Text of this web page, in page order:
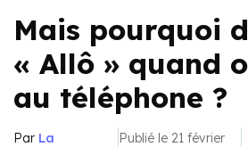
Mais pourquoi
« Allô » quand
au téléphone ?
Par La
Publié le 21 février